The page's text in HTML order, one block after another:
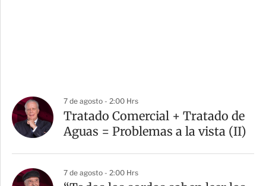
7 de agosto - 2:00 Hrs
Tratado Comercial + Tratado de
Aguas = Problemas a la vista (II)
7 de agosto - 2:00 Hrs